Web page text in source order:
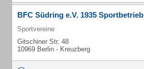
BFC Südring e.V. 1935 Sportbetrieb
Sportvereine
Gitschiner Str. 48
10969 Berlin - Kreuzberg